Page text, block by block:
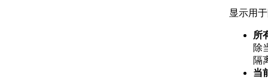
显示用
所
除
隔
当